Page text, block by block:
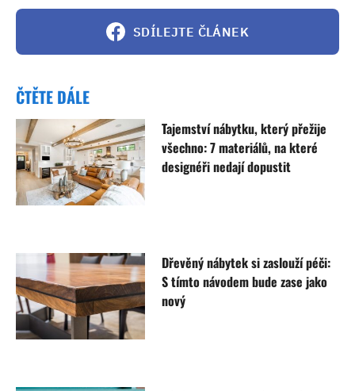
SDÍLEJTE ČLÁNEK
ČTĚTE DÁLE
Tajemství nábytku, který přežije
všechno: 7 materiálů, na které
designéři nedají dopustit
Dřevěný nábytek si zaslouží péči:
S tímto návodem bude zase jako
nový